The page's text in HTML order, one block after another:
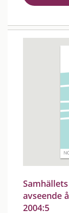
avseende
2004:5